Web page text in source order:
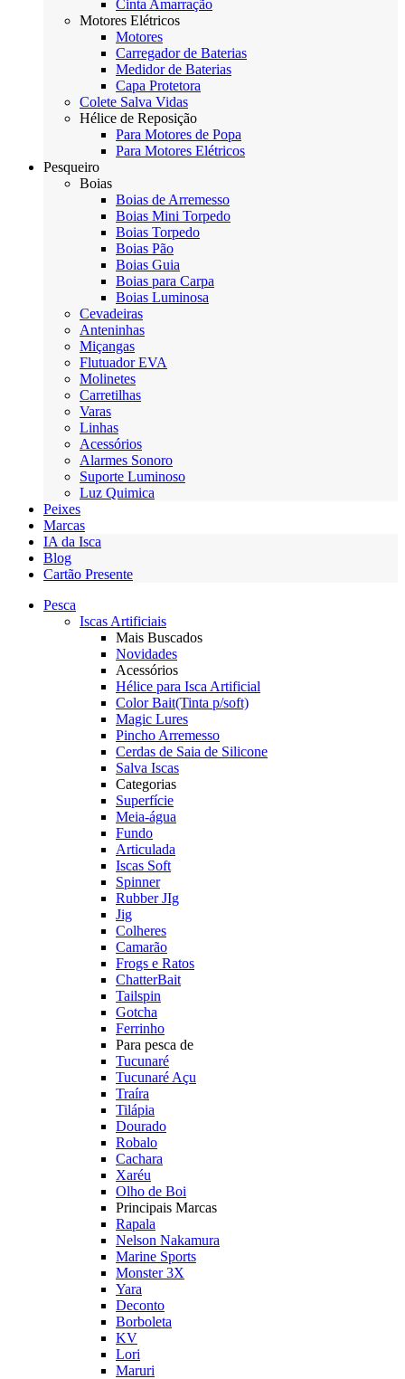
Cinta Amarração
Motores Elétricos
Motores
Carregador de Baterias
Medidor de Baterias
Capa Protetora
Colete Salva Vidas
Hélice de Reposição
Para Motores de Popa
Para Motores Elétricos
Pesqueiro
Boias
Boias de Arremesso
Boias Mini Torpedo
Boias Torpedo
Boias Pão
Boias Guia
Boias para Carpa
Boias Luminosa
Cevadeiras
Anteninhas
Miçangas
Flutuador EVA
Molinetes
Carretilhas
Varas
Linhas
Acessórios
Alarmes Sonoro
Suporte Luminoso
Luz Quimica
Peixes
Marcas
IA da Isca
Blog
Cartão Presente
Pesca
Iscas Artificiais
Mais Buscados
Novidades
Acessórios
Hélice para Isca Artificial
Color Bait(Tinta p/soft)
Magic Lures
Pincho Arremesso
Cerdas de Saia de Silicone
Salva Iscas
Categorias
Superfície
Meia-água
Fundo
Articulada
Iscas Soft
Spinner
Rubber JIg
Jig
Colheres
Camarão
Frogs e Ratos
ChatterBait
Tailspin
Gotcha
Ferrinho
Para pesca de
Tucunaré
Tucunaré Açu
Traíra
Tilápia
Dourado
Robalo
Cachara
Xaréu
Olho de Boi
Principais Marcas
Rapala
Nelson Nakamura
Marine Sports
Monster 3X
Yara
Deconto
Borboleta
KV
Lori
Maruri